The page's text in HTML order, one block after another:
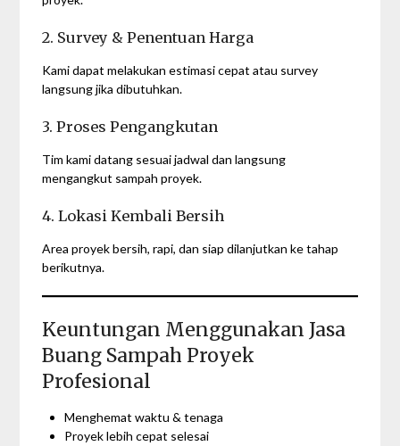
2. Survey & Penentuan Harga
Kami dapat melakukan estimasi cepat atau survey
langsung jika dibutuhkan.
3. Proses Pengangkutan
Tim kami datang sesuai jadwal dan langsung
mengangkut sampah proyek.
4. Lokasi Kembali Bersih
Area proyek bersih, rapi, dan siap dilanjutkan ke tahap
berikutnya.
Keuntungan Menggunakan Jasa
Buang Sampah Proyek
Profesional
Menghemat waktu & tenaga
Proyek lebih cepat selesai